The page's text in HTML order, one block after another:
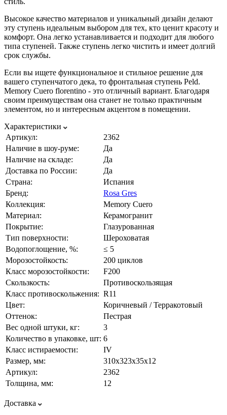
Высокое качество материалов и уникальный дизайн делают
эту ступень идеальным выбором для тех, кто ценит красоту и
комфорт. Она легко устанавливается и подходит для любого
типа ступеней. Также ступень легко чистить и имеет долгий
срок службы.
Если вы ищете функциональное и стильное решение для
вашего ступенчатого дека, то фронтальная ступень Peld.
Memory Cuero florentino - это отличный вариант. Благодаря
своим преимуществам она станет не только практичным
элементом, но и интересным акцентом в помещении.
Характеристики
Артикул:
2362
Наличие в шоу-руме:
Да
Наличие на складе:
Да
Доставка по России:
Да
Страна:
Испания
Бренд:
Rosa Gres
Коллекция:
Memory Cuero
Материал:
Керамогранит
Покрытие:
Глазурованная
Тип поверхности:
Шероховатая
Водопоглощение, %:
≤ 5
Морозостойкость:
200 циклов
Класс морозостойкости:
F200
Скользкость:
Противоскользящая
Класс противоскольжения: R11
Цвет:
Коричневый / Терракотовый
Оттенок:
Пестрая
Вес одной штуки, кг:
3
Количество в упаковке, шт: 6
Класс истираемости:
IV
Размер, мм:
310х323х35х12
Артикул:
2362
Толщина, мм:
12
Доставка